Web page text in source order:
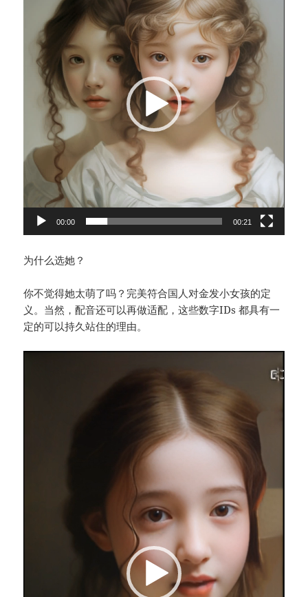
00:00 00:21
为什么选她？
你不觉得她太萌了吗？完美符合国人对金发小女孩的定
义。当然，配音还可以再做适配，这些数字IDs 都具有一
定的可以持久站住的理由。